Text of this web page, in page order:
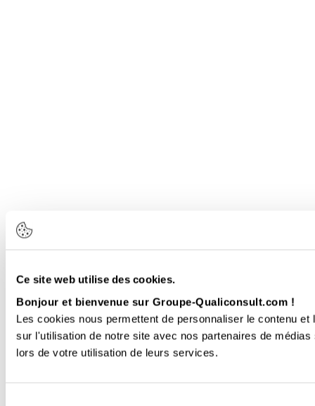
Ce site web utilise des cookies.
Bonjour et bienvenue sur Groupe-Qualiconsult.com !
Les cookies nous permettent de personnaliser le contenu
sur l'utilisation de notre site avec nos partenaires de
lors de votre utilisation de leurs services.